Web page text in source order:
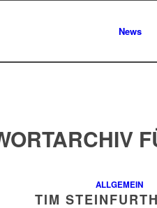
News
ALLGEMEIN
TIM